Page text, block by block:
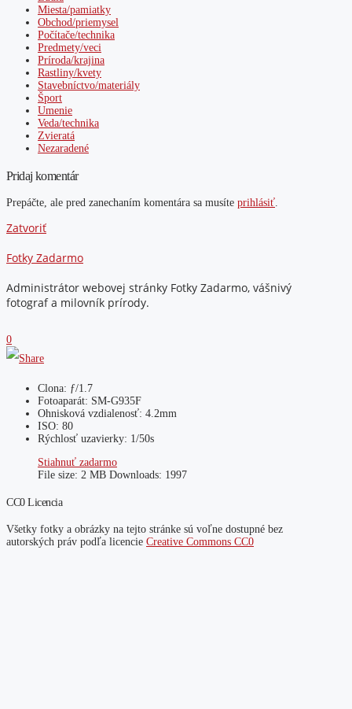
Miesta/pamiatky
Obchod/priemysel
Počítače/technika
Predmety/veci
Príroda/krajina
Rastliny/kvety
Stavebníctvo/materiály
Šport
Umenie
Veda/technika
Zvieratá
Nezaradené
Pridaj komentár
Prepáčte, ale pred zanechaním komentára sa musíte prihlásiť.
Zatvoriť
Fotky Zadarmo
Administrátor webovej stránky Fotky Zadarmo, vášnivý
fotograf a milovník prírody.
0
Clona: ƒ/1.7
Fotoaparát: SM-G935F
Ohnisková vzdialenosť: 4.2mm
ISO: 80
Rýchlosť uzavierky: 1/50s
Stiahnuť zadarmo
File size: 2 MB Downloads: 1997
CC0 Licencia
Všetky fotky a obrázky na tejto stránke sú voľne dostupné bez
autorských práv podľa licencie Creative Commons CC0